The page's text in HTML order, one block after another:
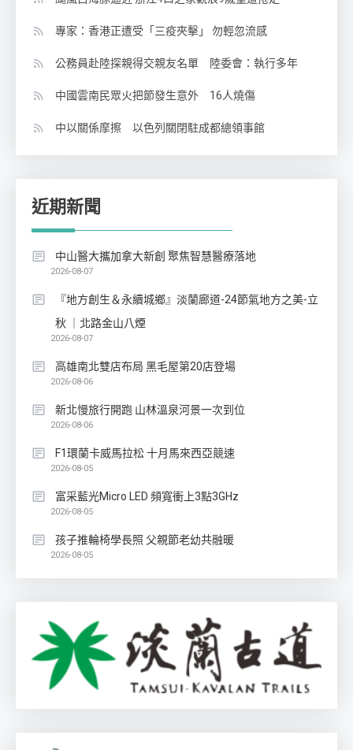
專家：香港正遭受「三疫夾擊」 勿輕忽流感
公務員赴陸探親得交親友名單 陸委會：執行多年
中國雲南民眾火把節發生意外 16人燒傷
中以關係摩擦 以色列關閉駐成都總領事館
近期新聞
中山醫大攜加拿大新創 聚焦智慧醫療落地
2026-08-07
『地方創生＆永續城鄉』淡蘭廊道-24節氣地方之美-立
秋 ｜北路金山八煙
2026-08-07
高雄南北雙店布局 黑毛屋第20店登場
2026-08-06
新北慢旅行開跑 山林溫泉河景一次到位
2026-08-06
F1環蘭卡威馬拉松 十月馬來西亞競速
2026-08-05
富采藍光Micro LED 頻寬衝上3點3GHz
2026-08-05
孩子推輪椅學長照 父親節老幼共融暖
2026-08-05